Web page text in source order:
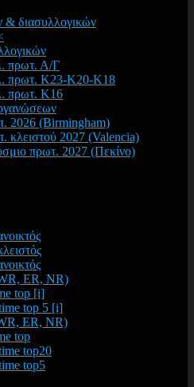
& διασυλλογικών
πρωτ. Α/Γ
πρωτ. Κ23-Κ20-Κ18
πρωτ. Κ16
2026 (Birmingham)
κλειστού 2027 (Valencia)
πρωτ. 2027 (Πεκίνο)
ER, NR)
top [i]
top 5 [i]
ER, NR)
top
top20
top5